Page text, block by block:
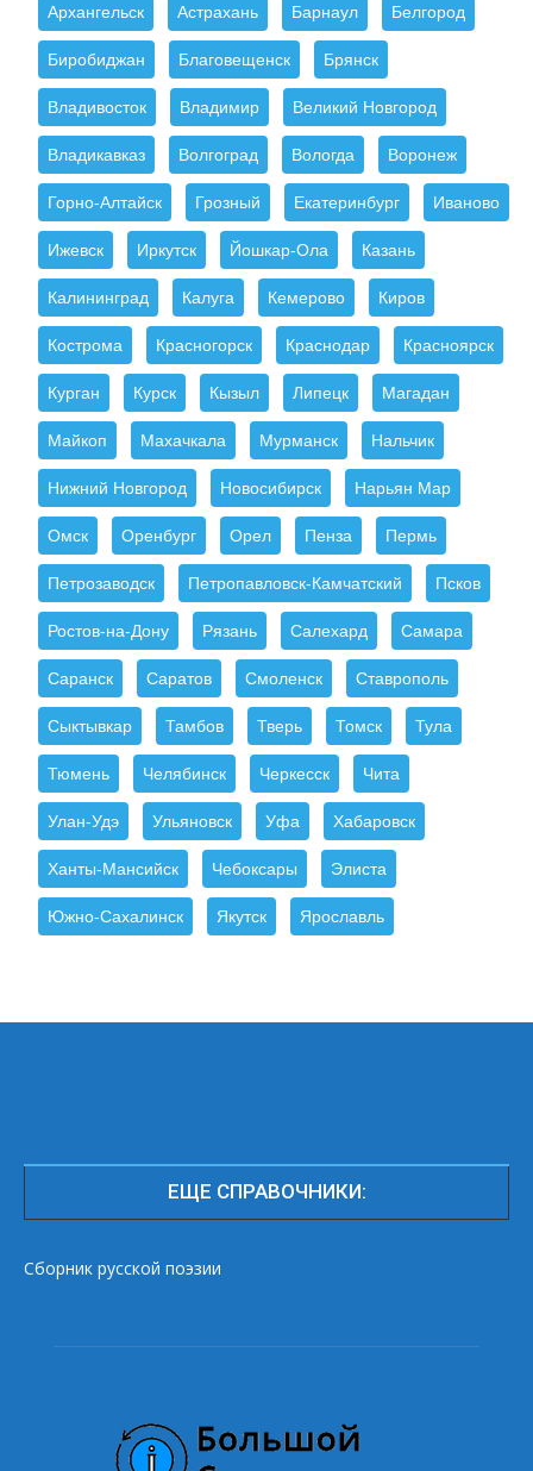
Архангельск Астрахань Барнаул Белгород
Биробиджан Благовещенск Брянск
Владивосток Владимир Великий Новгород
Владикавказ Волгоград Вологда Воронеж
Горно-Алтайск Грозный Екатеринбург Иваново
Ижевск Иркутск Йошкар-Ола Казань
Калининград Калуга Кемерово Киров
Кострома Красногорск Краснодар Красноярск
Курган Курск Кызыл Липецк Магадан
Майкоп Махачкала Мурманск Нальчик
Нижний Новгород Новосибирск Нарьян Мар
Омск Оренбург Орел Пенза Пермь
Петрозаводск Петропавловск-Камчатский Псков
Ростов-на-Дону Рязань Салехард Самара
Саранск Саратов Смоленск Ставрополь
Сыктывкар Тамбов Тверь Томск Тула
Тюмень Челябинск Черкесск Чита
Улан-Удэ Ульяновск Уфа Хабаровск
Ханты-Мансийск Чебоксары Элиста
Южно-Сахалинск Якутск Ярославль
ЕЩЕ СПРАВОЧНИКИ:
Сборник русской поэзии